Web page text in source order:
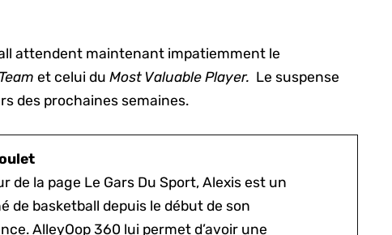
attendent maintenant impatiemment le
et celui du Most Valuable Player. Le suspense
des prochaines semaines.
de la page Le Gars Du Sport, Alexis est un
de basketball depuis le début de son
AlleyOop 360 lui permet d’avoir une